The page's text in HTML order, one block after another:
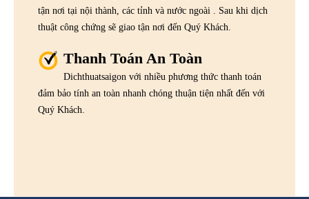
tận nơi tại nội thành, các tỉnh và nước ngoài . Sau khi dịch
thuật công chứng sẽ giao tận nơi đến Quý Khách.
Thanh Toán An Toàn
Dichthuatsaigon với nhiều phương thức thanh toán
đảm bảo tính an toàn nhanh chóng thuận tiện nhất đến với
Quý Khách.